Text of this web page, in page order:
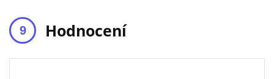
Hodnocení